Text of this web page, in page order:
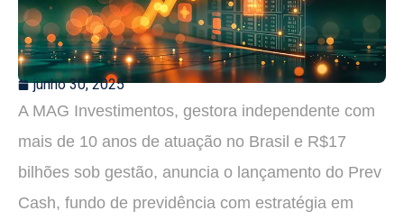
junho 30, 2025
A MAG Investimentos, gestora independente com
mais de 10 anos de atuação no Brasil e R$17
bilhões sob gestão, anuncia o lançamento do Prev
Cash, fundo de previdência com estratégia em